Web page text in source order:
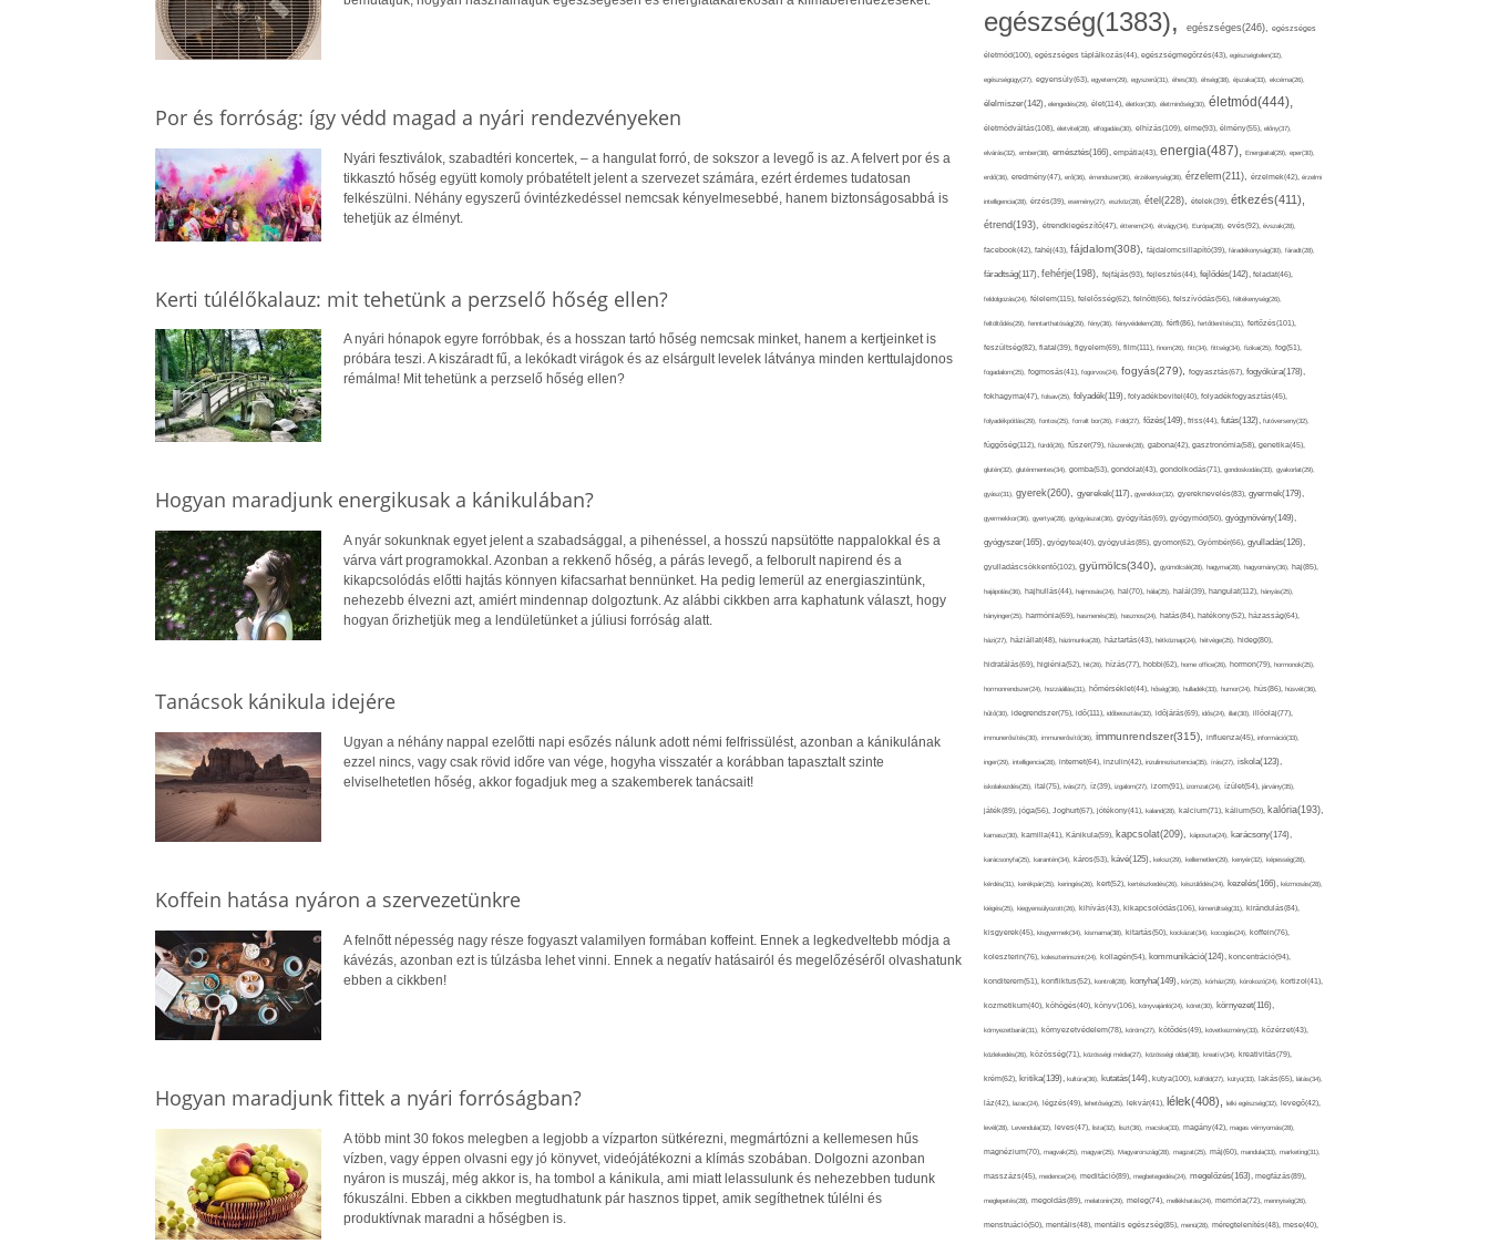
Por és forróság: így védd magad a nyári rendezvényeken
Nyári fesztiválok, szabadtéri koncertek, – a hangulat forró, de sokszor a levegő is az. A felvert por és a
tikkasztó hőség együtt komoly próbatételt jelent a szervezet számára, ezért érdemes tudatosan
felkészülni. Néhány egyszerű óvintézkedéssel nemcsak kényelmesebbé, hanem biztonságosabbá is
tehetjük az élményt.
Kerti túlélőkalauz: mit tehetünk a perzselő hőség ellen?
A nyári hónapok egyre forróbbak, és a hosszan tartó hőség nemcsak minket, hanem a kertjeinket is
próbára teszi. A kiszáradt fű, a lekókadt virágok és az elsárgult levelek látványa minden kerttulajdonos
rémálma! Mit tehetünk a perzselő hőség ellen?
Hogyan maradjunk energikusak a kánikulában?
A nyár sokunknak egyet jelent a szabadsággal, a pihenéssel, a hosszú napsütötte nappalokkal és a
várva várt programokkal. Azonban a rekkenő hőség, a párás levegő, a felborult napirend és a
kikapcsolódás előtti hajtás könnyen kifacsarhat bennünket. Ha pedig lemerül az energiaszintünk,
nehezebb élvezni azt, amiért mindennap dolgoztunk. Az alábbi cikkben arra kaphatunk választ, hogy
hogyan őrizhetjük meg a lendületünket a júliusi forróság alatt.
Tanácsok kánikula idejére
Ugyan a néhány nappal ezelőtti napi esőzés nálunk adott némi felfrissülést, azonban a kánikulának
ezzel nincs, vagy csak rövid időre van vége, hogyha visszatér a korábban tapasztalt szinte
elviselhetetlen hőség, akkor fogadjuk meg a szakemberek tanácsait!
Koffein hatása nyáron a szervezetünkre
A felnőtt népesség nagy része fogyaszt valamilyen formában koffeint. Ennek a legkedveltebb módja a
kávézás, azonban ezt is túlzásba lehet vinni. Ennek a negatív hatásairól és megelőzéséről olvashatunk
ebben a cikkben!
Hogyan maradjunk fittek a nyári forróságban?
A több mint 30 fokos melegben a legjobb a vízparton sütkérezni, megmártózni a kellemesen hűs
vízben, vagy éppen olvasni egy jó könyvet, videójátékozni a klímás szobában. Dolgozni azonban
nyáron is muszáj, még akkor is, ha tombol a kánikula, ami miatt lelassulunk és nehezebben tudunk
fókuszálni. Ebben a cikkben megtudhatunk pár hasznos tippet, amik segíthetnek túlélni és
produktívnak maradni a hőségben is.
egészség(1383), egészséges(246), egészséges
életmód(100), egészséges táplálkozás(44), egészségmegőrzés(43), egészségtelen(32),
egészségügy(27), egyensúly(63), egyetem(29), egyszerű(31), éhes(30), éhség(38), éjszaka(33), ekcéma(26),
élelmiszer(142), elengedés(29), élet(114), életkor(30), életminőség(30), életmód(444),
életmódváltás(108), életvitel(28), elfogadás(30), elhízás(109), elme(93), élmény(55), előny(37),
elvárás(32), ember(38), emésztés(166), empátia(43), energia(487), Energiaital(29), eper(30),
erdő(36), eredmény(47), erő(36), érrendszer(36), érzékenység(36), érzelem(211), érzelmek(42), érzelmi
intelligencia(28), érzés(39), esemény(27), eszköz(28), étel(228), ételek(39), étkezés(411),
étrend(193), étrendkiegészítő(47), étterem(24), étvágy(34), Európa(28), evés(92), évszak(28),
facebook(42), fahéj(43), fájdalom(308), fájdalomcsillapító(39), fáradékonyság(30), fáradt(28),
fáradtság(117), fehérje(198), fejfájás(93), fejlesztés(44), fejlődés(142), feladat(46),
feldolgozás(24), félelem(115), felelősség(62), felnőtt(66), felszívódás(56), féltékenység(26),
feltöltődés(29), fenntarthatóság(29), fény(36), fényvédelem(28), férfi(86), fertőtlenítés(31), fertőzés(101),
feszültség(82), fiatal(39), figyelem(69), film(111), finom(26), fitt(34), fittség(34), fizikai(25), fog(51),
fogadalom(25), fogmosás(41), fogorvos(24), fogyás(279), fogyasztás(67), fogyókúra(178),
fokhagyma(47), folsav(25), folyadék(119), folyadékbevitel(40), folyadékfogyasztás(45),
folyadékpótlás(29), fontos(25), forralt bor(26), Föld(27), főzés(149), friss(44), futás(132), futóverseny(32),
függőség(112), fürdő(26), fűszer(79), fűszerek(28), gabona(42), gasztronómia(58), genetika(45),
glutén(32), gluténmentes(34), gomba(53), gondolat(43), gondolkodás(71), gondoskodás(33), gyakorlat(29),
gyász(31), gyerek(260), gyerekek(117), gyerekkor(32), gyereknevelés(83), gyermek(179),
gyermekkor(36), gyertya(28), gyógyászat(36), gyógyítás(69), gyógymód(50), gyógynövény(149),
gyógyszer(165), gyógytea(40), gyógyulás(85), gyomor(62), Gyömbér(66), gyulladás(126),
gyulladáscsökkentő(102), gyümölcs(340), gyümölcslé(28), hagyma(28), hagyomány(36), haj(85),
hajápolás(36), hajhullás(44), hajmosás(24), hal(70), hála(25), halál(39), hangulat(112), hányás(25),
hányinger(25), harmónia(69), hasmenés(35), hasznos(24), hatás(84), hatékony(52), házasság(64),
házi(27), háziállat(48), házimunka(28), háztartás(43), hétköznap(24), hétvége(25), hideg(80),
hidratálás(69), higiénia(52), hit(26), hízás(77), hobbi(62), home office(26), hormon(79), hormonok(25),
hormonrendszer(24), hozzáállás(31), hőmérséklet(44), hőség(36), hulladék(33), humor(24), hús(86), húsvét(36),
hűtő(30), idegrendszer(75), idő(111), időbeosztás(32), időjárás(69), idős(24), illat(30), illóolaj(77),
immunerősítés(30), immunerősítő(36), immunrendszer(315), influenza(45), információ(33),
inger(29), intelligencia(28), internet(64), inzulin(42), inzulinrezisztencia(35), írás(27), iskola(123),
iskolakezdés(25), ital(75), ivás(27), íz(39), izgalom(27), izom(91), izomzat(24), ízület(54), járvány(35),
játék(89), jóga(56), Joghurt(67), jótékony(41), kaland(28), kalcium(71), kálium(50), kalória(193),
kamasz(30), kamilla(41), Kánikula(59), kapcsolat(209), káposzta(24), karácsony(174),
karácsonyfa(25), karantén(34), káros(53), kávé(125), keksz(29), kellemetlen(29), kenyér(32), képesség(28),
kérdés(31), kerékpár(25), keringés(26), kert(52), kertészkedés(26), készülődés(24), kezelés(166), kézmosás(28),
kiégés(25), kiegyensúlyozott(26), kihívás(43), kikapcsolódás(106), kimerültség(31), kirándulás(84),
kisgyerek(45), kisgyermek(34), kismama(38), kitartás(50), kockázat(34), kocogás(24), koffein(76),
koleszterin(76), koleszterinszint(24), kollagén(54), kommunikáció(124), koncentráció(94),
konditerem(51), konfliktus(52), kontroll(28), konyha(149), kór(25), kórház(29), kórokozó(24), kortizol(41),
kozmetikum(40), köhögés(40), könyv(106), könyvajánló(24), köret(30), környezet(116),
környezetbarát(31), környezetvédelem(78), köröm(27), kötődés(49), következmény(33), közérzet(43),
közlekedés(26), közösség(71), közösségi média(27), közösségi oldal(38), kreatív(34), kreativitás(79),
krém(62), kritika(139), kultúra(36), kutatás(144), kutya(100), külföld(27), kütyü(33), lakás(65), látás(34),
láz(42), lazac(24), légzés(49), lehetőség(25), lekvár(41), lélek(408), lelki egészség(32), levegő(42),
levél(28), Levendula(32), leves(47), lista(32), liszt(36), macska(33), magány(42), magas vérnyomás(28),
magnézium(70), magvak(25), magyar(25), Magyarország(28), magzat(25), máj(60), mandula(33), marketing(31),
masszázs(45), medence(24), meditáció(89), megbetegedés(24), megelőzés(163), megfázás(89),
meglepetés(28), megoldás(89), melatonin(29), meleg(74), mellékhatás(24), memória(72), mennyiség(26),
menstruáció(50), mentális(48), mentális egészség(85), menü(28), méregtelenítés(48), mese(40),